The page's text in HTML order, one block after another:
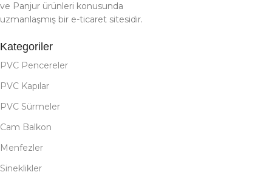
ve Panjur ürünleri konusunda
uzmanlaşmış bir e-ticaret sitesidir.
Kategoriler
PVC Pencereler
PVC Kapılar
PVC Sürmeler
Cam Balkon
Menfezler
Sineklikler